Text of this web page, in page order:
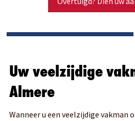
Uw veelzijdige
Almere
Wanneer u een veelzijdige vakman